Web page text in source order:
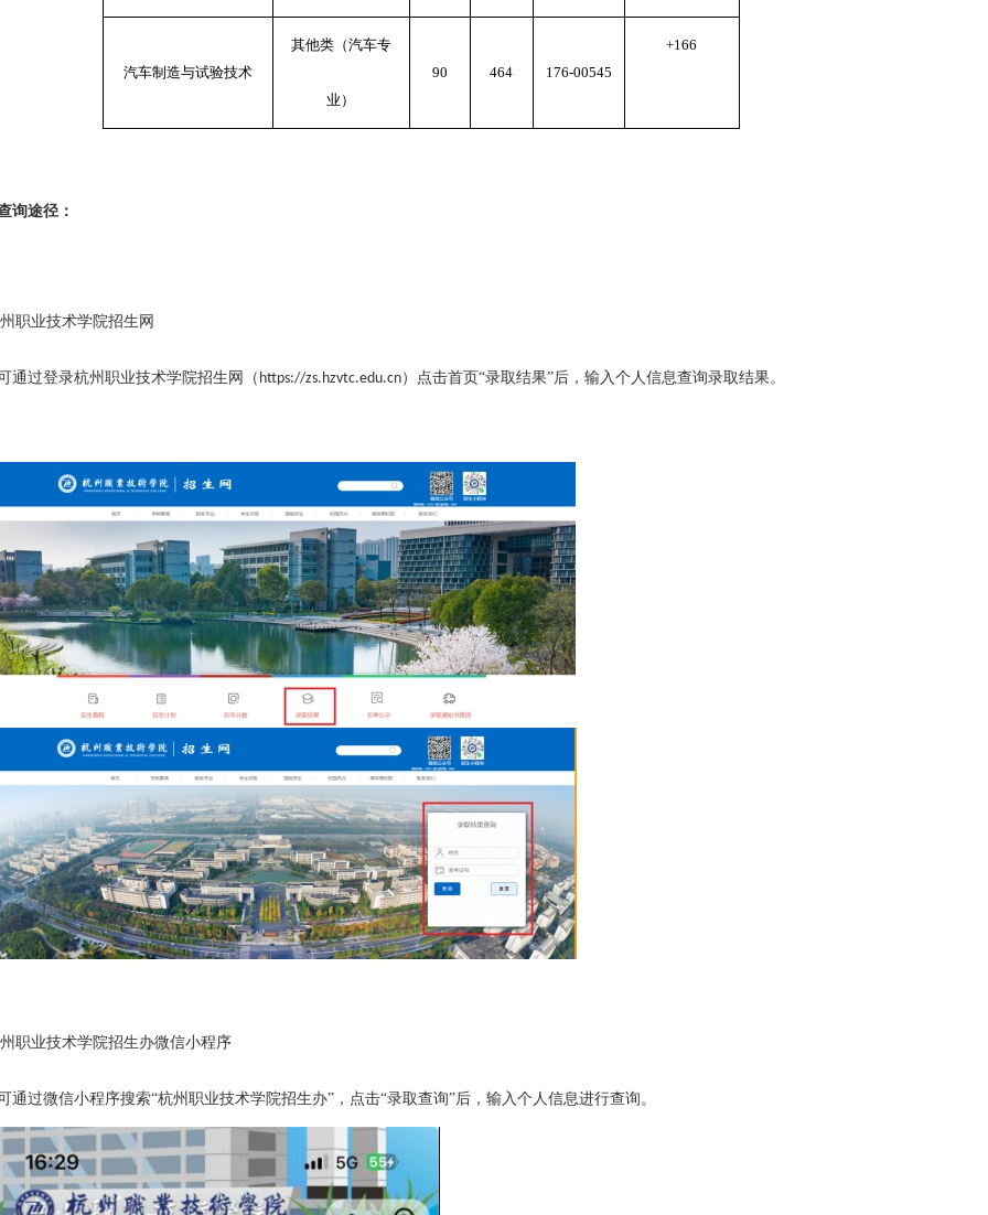
汽车制造与试验技术
其他类（汽车专
业）
90 464 176-00545
+166
询途径：
职业技术学院招生网
通过登录杭州职业技术学院招生网（ https://zs.hzvtc.edu.cn）点击首页“录取结果”后，输入个人信息查询录取结果。
职业技术学院招生办微信小程序
通过微信小程序搜索“杭州职业技术学院招生办”，点击“录取查询”后，输入个人信息进行查询。